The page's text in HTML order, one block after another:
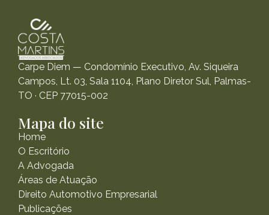
Carpe Diem — Condomínio Executivo, Av. Siqueira
Campos, Lt. 03, Sala 1104, Plano Diretor Sul, Palmas-
TO · CEP 77015-002
Mapa do site
Home
O Escritório
A Advogada
Áreas de Atuação
Direito Automotivo Empresarial
Publicações